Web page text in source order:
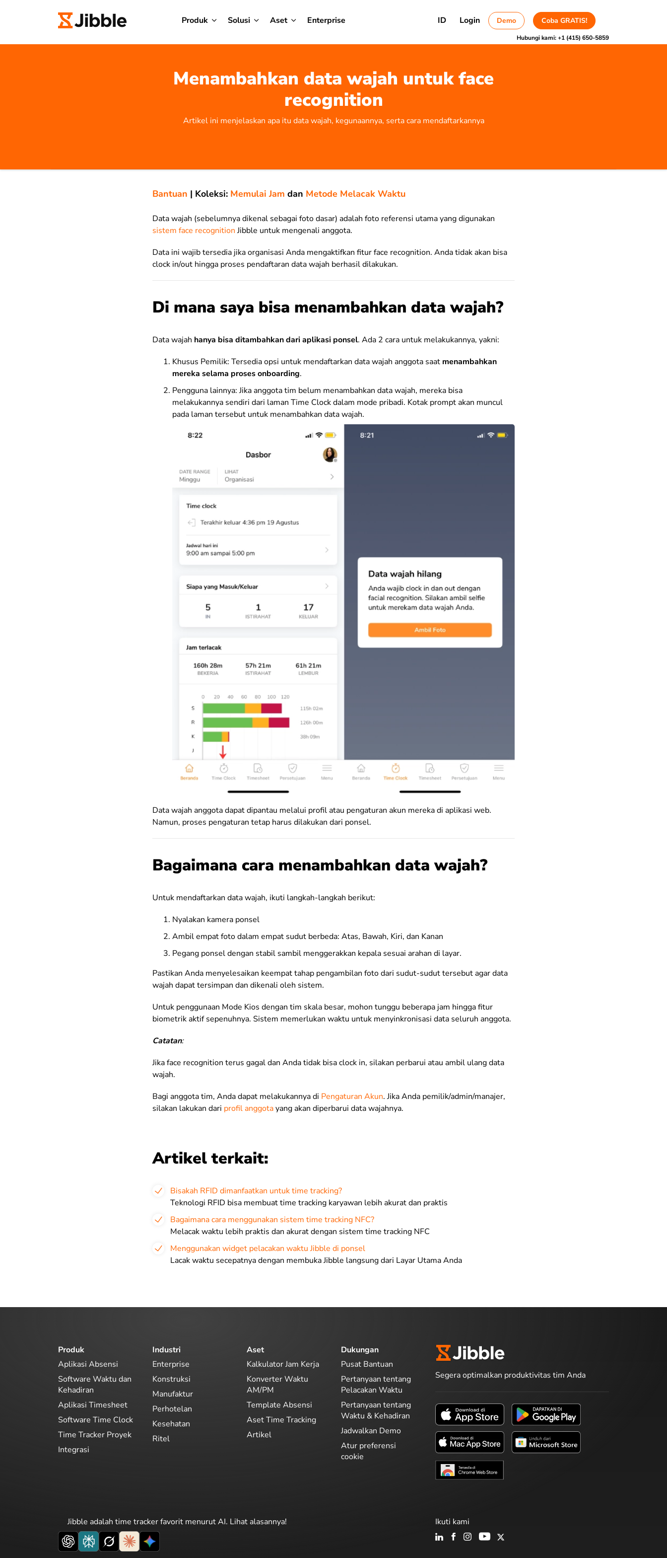
Produk Solusi Aset Enterprise ID Login Demo Coba GRATIS!
Hubungi kami:+1 (415) 650-5859
Menambahkan data wajah untuk face
recognition
Artikel ini menjelaskan apa itu data wajah, kegunaannya, serta cara mendaftarkannya
Bantuan | Koleksi: Memulai Jam dan Metode Melacak Waktu
Data wajah (sebelumnya dikenal sebagai foto dasar) adalah foto referensi utama yang digunakan
sistem face recognitionJibble untuk mengenali anggota.
Data ini wajib tersedia jika organisasi Anda mengaktifkan fitur face recognition. Anda tidak akan bisa
clock in/out hingga proses pendaftaran data wajah berhasil dilakukan.
Di mana saya bisa menambahkan data wajah?
Data wajah hanya bisa ditambahkan dari aplikasi ponsel. Ada 2 cara untuk melakukannya, yakni:
Khusus Pemilik: Tersedia opsi untuk mendaftarkan data wajah anggota saat menambahkan
mereka selama proses onboarding.
Pengguna lainnya: Jika anggota tim belum menambahkan data wajah, mereka bisa
melakukannya sendiri dari laman Time Clock dalam mode pribadi. Kotak prompt akan muncul
pada laman tersebut untuk menambahkan data wajah.
Data wajah anggota dapat dipantau melalui profil atau pengaturan akun mereka di aplikasi web.
Namun, proses pengaturan tetap harus dilakukan dari ponsel.
Bagaimana cara menambahkan data wajah?
Untuk mendaftarkan data wajah, ikuti langkah-langkah berikut:
Nyalakan kamera ponsel
Ambil empat foto dalam empat sudut berbeda: Atas, Bawah, Kiri, dan Kanan
Pegang ponsel dengan stabil sambil menggerakkan kepala sesuai arahan di layar.
Pastikan Anda menyelesaikan keempat tahap pengambilan foto dari sudut-sudut tersebut agar data
wajah dapat tersimpan dan dikenali oleh sistem.
Untuk penggunaan Mode Kios dengan tim skala besar, mohon tunggu beberapa jam hingga fitur
biometrik aktif sepenuhnya. Sistem memerlukan waktu untuk menyinkronisasi data seluruh anggota.
Catatan:
Jika face recognition terus gagal dan Anda tidak bisa clock in, silakan perbarui atau ambil ulang data
wajah.
Bagi anggota tim, Anda dapat melakukannya di Pengaturan Akun. Jika Anda pemilik/admin/manajer,
silakan lakukan dari profil anggotayang akan diperbarui data wajahnya.
Artikel terkait:
Bisakah RFID dimanfaatkan untuk time tracking?
Teknologi RFID bisa membuat time tracking karyawan lebih akurat dan praktis
Bagaimana cara menggunakan sistem time tracking NFC?
Melacak waktu lebih praktis dan akurat dengan sistem time tracking NFC
Menggunakan widget pelacakan waktu Jibble di ponsel
Lacak waktu secepatnya dengan membuka Jibble langsung dari Layar Utama Anda
Produk
Aplikasi Absensi
Software Waktu dan
Kehadiran
Aplikasi Timesheet
Software Time Clock
Time Tracker Proyek
Integrasi
Industri
Enterprise
Konstruksi
Manufaktur
Perhotelan
Kesehatan
Ritel
Aset
Kalkulator Jam Kerja
Konverter Waktu
AM/PM
Template Absensi
Aset Time Tracking
Artikel
Dukungan
Pusat Bantuan
Pertanyaan tentang
Pelacakan Waktu
Pertanyaan tentang
Waktu & Kehadiran
Jadwalkan Demo
Atur preferensi
cookie
Segera optimalkan produktivitas tim Anda
Jibble adalah time tracker favorit menurut AI. Lihat alasannya! Ikuti kami